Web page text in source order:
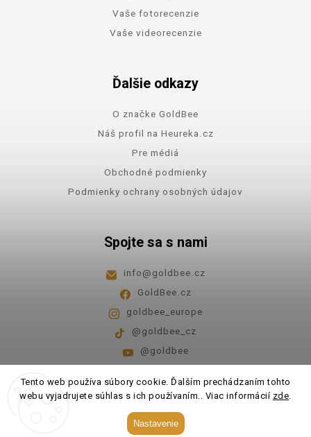
Tento web používa súbory cookie. Ďalším prechádzaním tohto
webu vyjadrujete súhlas s ich používaním.. Viac informácií zde.
Nastavenie
Vaše fotorecenzie
Vaše videorecenzie
Ďalšie odkazy
O značke GoldBee
Náš profil na Heureka.cz
Pre médiá
Obchodné podmienky
Podmienky ochrany osobných údajov
Spojte sa s nami
info@goldbee.cz
GoldBee.cz
goldbee_europe
@goldbee_cz
@goldbee
Pondelok - piatok 8:00-14:00
GoldBee. Všetky práva vyhradené.